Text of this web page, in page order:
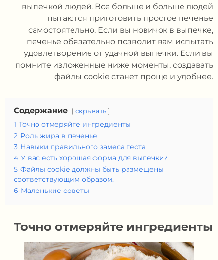
выпечкой людей. Все больше и больше людей
пытаются приготовить простое печенье
самостоятельно. Если вы новичок в выпечке,
печенье обязательно позволит вам испытать
удовлетворение от удачной выпечки. Если вы
помните изложенные ниже моменты, создавать
файлы cookie станет проще и удобнее.
Содержание скрывать
1 Точно отмеряйте ингредиенты
2 Роль жира в печенье
3 Навыки правильного замеса теста
4 У вас есть хорошая форма для выпечки?
5 Файлы cookie должны быть размещены
соответствующим образом.
6 Маленькие советы
Точно отмеряйте ингредиенты